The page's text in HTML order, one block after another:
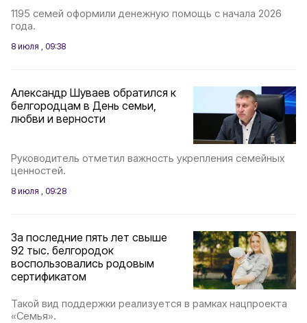
1195 семей оформили денежную помощь с начала 2026
года.
8 июля , 09:38
Александр Шуваев обратился к
белгородцам в День семьи,
любви и верности
Руководитель отметил важность укрепления семейных
ценностей.
8 июля , 09:28
За последние пять лет свыше
92 тыс. белгородок
воспользовались родовым
сертификатом
Такой вид поддержки реализуется в рамках нацпроекта
«Семья».